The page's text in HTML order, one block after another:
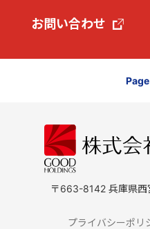
お問い合わせ
〒663-8142 兵庫県西
プライバシーポリ